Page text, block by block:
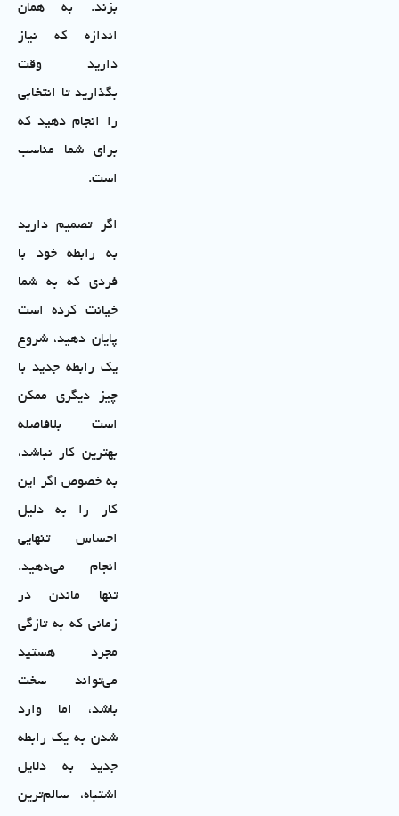
بزند. به همان
اندازه که نیاز
دارید وقت
بگذارید تا انتخابی
را انجام دهید که
برای شما مناسب
است.
اگر تصمیم دارید
به رابطه خود با
فردی که به شما
خیانت کرده است
پایان دهید، شروع
یک رابطه جدید با
چیز دیگری ممکن
است بلافاصله
بهترین کار نباشد،
به خصوص اگر این
کار را به دلیل
احساس تنهایی
انجام می‌دهید.
تنها ماندن در
زمانی که به تازگی
مجرد هستید
می‌تواند سخت
باشد، اما وارد
شدن به یک رابطه
جدید به دلایل
اشتباه، سالم‌ترین